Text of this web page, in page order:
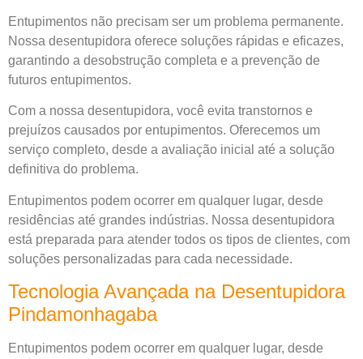
Entupimentos não precisam ser um problema permanente.
Nossa desentupidora oferece soluções rápidas e eficazes,
garantindo a desobstrução completa e a prevenção de
futuros entupimentos.
Com a nossa desentupidora, você evita transtornos e
prejuízos causados por entupimentos. Oferecemos um
serviço completo, desde a avaliação inicial até a solução
definitiva do problema.
Entupimentos podem ocorrer em qualquer lugar, desde
residências até grandes indústrias. Nossa desentupidora
está preparada para atender todos os tipos de clientes, com
soluções personalizadas para cada necessidade.
Tecnologia Avançada na Desentupidora
Pindamonhagaba
Entupimentos podem ocorrer em qualquer lugar, desde